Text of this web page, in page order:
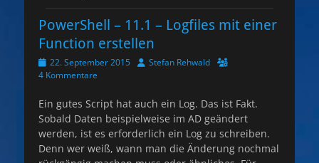
PowerShell – 11.1 – Logfiles mit einer
Function erstellen
Veröffentlicht
am
22. September 2015 AutorStefan Rehwald
4 Kommentare
Ein gutes Script hat auch ein Log. Das ist Fakt.
Sobald Daten beispielweise im AD geändert
werden, ist es erforderlich ein Log zu schreiben.
Denn wer weiß, wann man die Änderung nochmal